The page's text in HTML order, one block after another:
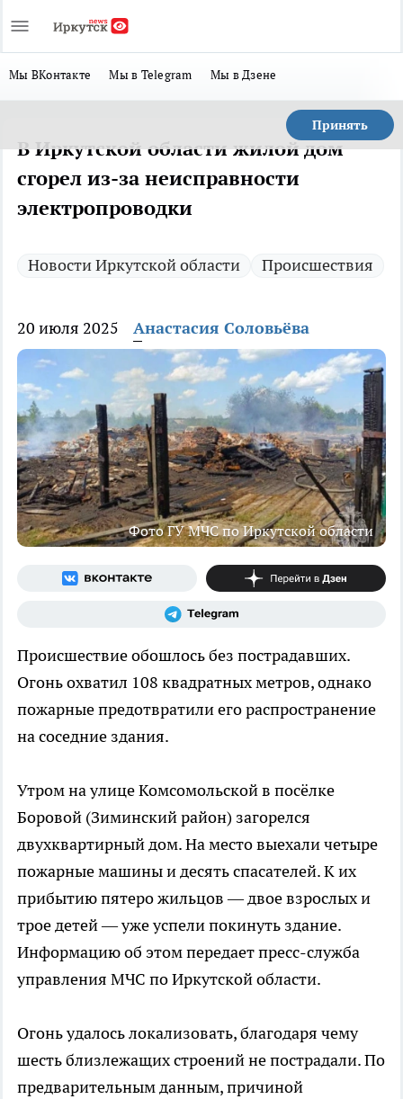
Мы ВКонтакте Мы в Telegram Мы в Дзене
Принять
В Иркутской области жилой дом
сгорел из-за неисправности
электропроводки
Новости Иркутской области Происшествия
20 июля 2025 Анастасия Соловьёва
Фото ГУ МЧС по Иркутской области
Происшествие обошлось без пострадавших.
Огонь охватил 108 квадратных метров, однако
пожарные предотвратили его распространение
на соседние здания.
Утром на улице Комсомольской в посёлке
Боровой (Зиминский район) загорелся
двухквартирный дом. На место выехали четыре
пожарные машины и десять спасателей. К их
прибытию пятеро жильцов — двое взрослых и
трое детей — уже успели покинуть здание.
Информацию об этом передает пресс-служба
управления МЧС по Иркутской области.
Огонь удалось локализовать, благодаря чему
шесть близлежащих строений не пострадали. По
предварительным данным, причиной